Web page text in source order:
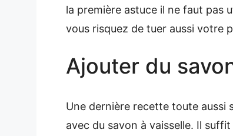
la première astuce il ne faut pas
vous risquez de tuer aussi votre
Ajouter du
Une dernière recette toute aussi
avec du savon à vaisselle. Il